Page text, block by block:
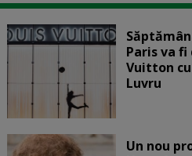
Paris va fi
Vuitton
Luvru
Un nou